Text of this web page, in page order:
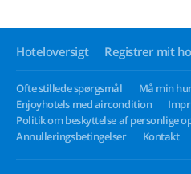
Hoteloversigt Registrer mit
Ofte stillede spørgsmål
Må min
Enjoyhotels med aircondition
Politik om beskyttelse af personlige
Annulleringsbetingelser
Kontakt